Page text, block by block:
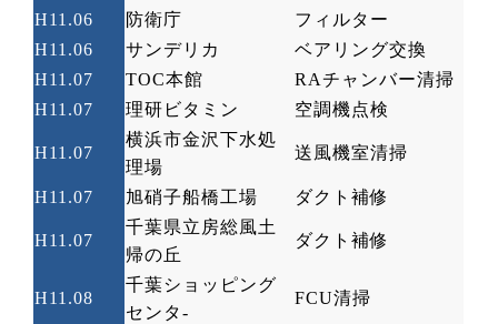
H11.06 防衛庁
フィルター
H11.06
サンデリカ
ベアリング交換
H11.07
TOC本館 RAチャンバー清掃
H11.07
理研ビタミン 空調機点検
H11.07
横浜市金沢下水処
理場
送風機室清掃
H11.07 旭硝子船橋工場 ダクト補修
H11.07
千葉県立房総風土
帰の丘
ダクト補修
H11.08
千葉ショッピング
センタ-
FCU清掃